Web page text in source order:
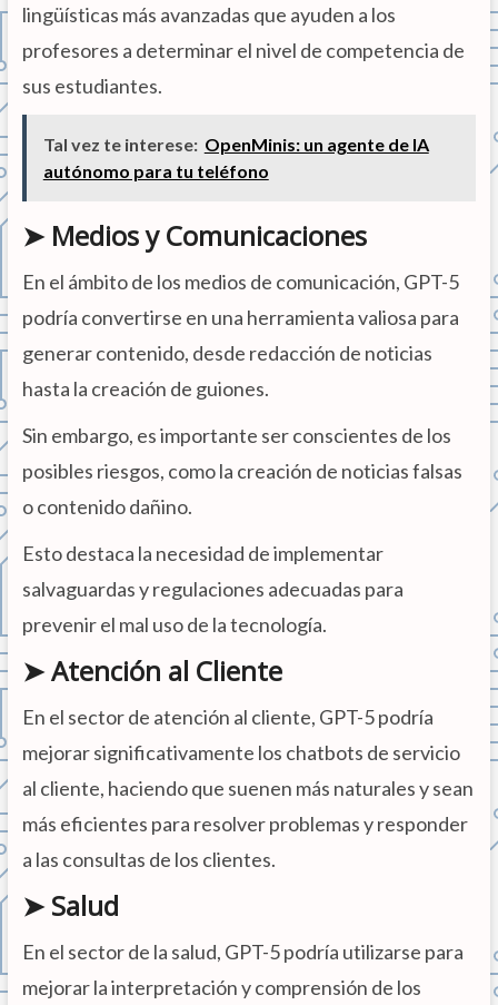
lingüísticas más avanzadas que ayuden a los
profesores a determinar el nivel de competencia de
sus estudiantes.
Tal vez te interese: OpenMinis: un agente de IA
autónomo para tu teléfono
➤ Medios y Comunicaciones
En el ámbito de los medios de comunicación, GPT-5
podría convertirse en una herramienta valiosa para
generar contenido, desde redacción de noticias
hasta la creación de guiones.
Sin embargo, es importante ser conscientes de los
posibles riesgos, como la creación de noticias falsas
o contenido dañino.
Esto destaca la necesidad de implementar
salvaguardas y regulaciones adecuadas para
prevenir el mal uso de la tecnología.
➤ Atención al Cliente
En el sector de atención al cliente, GPT-5 podría
mejorar significativamente los chatbots de servicio
al cliente, haciendo que suenen más naturales y sean
más eficientes para resolver problemas y responder
a las consultas de los clientes.
➤ Salud
En el sector de la salud, GPT-5 podría utilizarse para
mejorar la interpretación y comprensión de los